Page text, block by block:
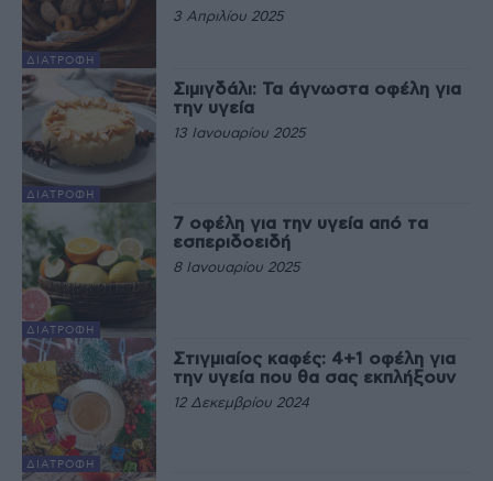
ΔΙΑΤΡΟΦΉ
3 Απριλίου 2025
ΔΙΑΤΡΟΦΉ
Σιμιγδάλι: Τα άγνωστα οφέλη για
την υγεία
13 Ιανουαρίου 2025
ΔΙΑΤΡΟΦΉ
7 οφέλη για την υγεία από τα
εσπεριδοειδή
8 Ιανουαρίου 2025
ΔΙΑΤΡΟΦΉ
Στιγμιαίος καφές: 4+1 οφέλη για
την υγεία που θα σας εκπλήξουν
12 Δεκεμβρίου 2024